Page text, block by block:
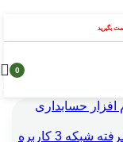
بگیرید
0
افزار حسابداری